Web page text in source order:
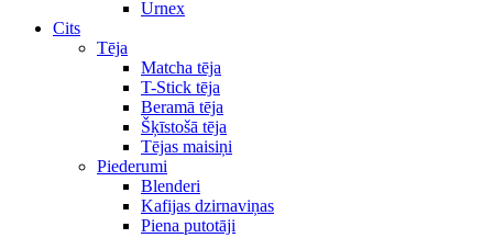
Urnex
Cits
Tēja
Matcha tēja
T-Stick tēja
Beramā tēja
Šķīstošā tēja
Tējas maisiņi
Piederumi
Blenderi
Kafijas dzirnaviņas
Piena putotāji